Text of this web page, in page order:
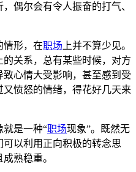
偶尔会有令人振奋的打气、
情形，在职场 上并不算少见。
的关系，总有某些时候，对方
心情大受影响，甚至感到受
又愤怒的情绪，得花好几天来
就是一种“职场现象”。既然无
以利用正向积极的转念思
熟稳重。